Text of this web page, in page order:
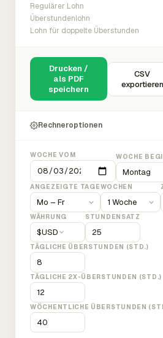
Regulärer Lohn
Überstundenlohn
Lohn für doppelte Überstunden
Drucken /
als PDF
speichern
CSV
exportieren
Rechneroptionen
WOCHE VOM WOCHE
ANGEZEIGTE TAGEWOCHEN
WÄHRUNG
$USD
STUNDENSATZ
TÄGLICHE ÜBERSTUNDEN (STD.)
TÄGLICHE 2X-ÜBERSTUNDEN (STD.)
WÖCHENTLICHE ÜBERSTUNDEN